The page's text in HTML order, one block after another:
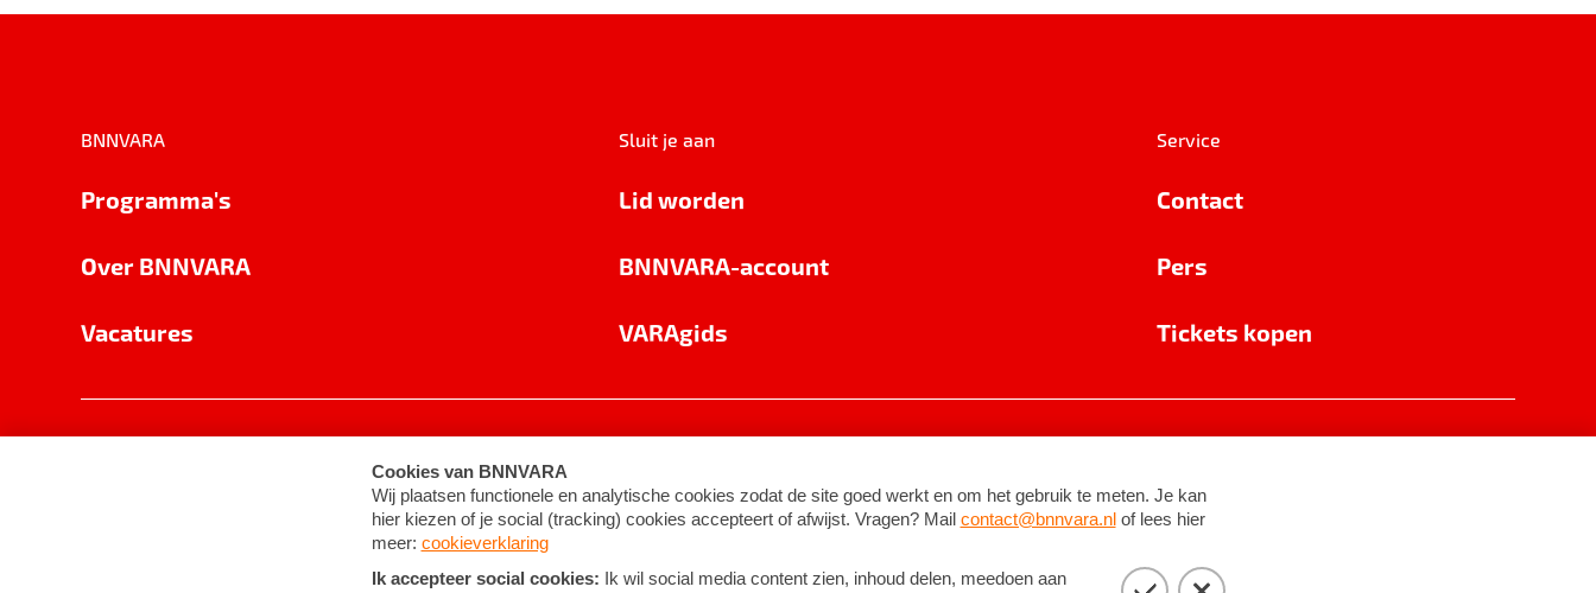
BNNVARA
Programma's
Over BNNVARA
Vacatures
Sluit je aan
Lid worden
BNNVARA-account
VARAgids
Service
Contact
Pers
Tickets kopen
Cookie-instellingen Algemene voorwaarden ©2026BNNVARA